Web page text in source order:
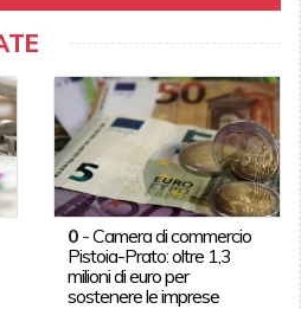
0 -Camera di commercio
Pistoia-Prato: oltre 1,3
milioni di euro per
sostenere le imprese